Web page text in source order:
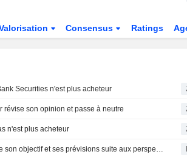
Consensus Ratings
Securities n'est plus acheteur
révise son opinion et passe à neutre
n'est plus acheteur
Tate & Lyle : Berenberg abaisse son objectif et ses prévisions suite aux perspectives pour l'exercice 2027